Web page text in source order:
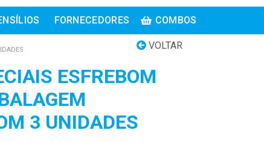
FORNECEDORES COMBOS
VOLTAR
ESFREBOM
3 UNIDADES